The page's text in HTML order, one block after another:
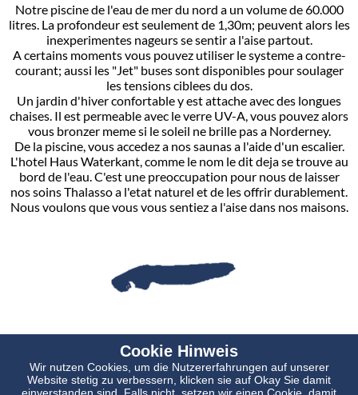
Notre piscine de l'eau de mer du nord a un volume de 60.000
litres. La profondeur est seulement de 1,30m; peuvent alors les
inexperimentes nageurs se sentir a l'aise partout.
A certains moments vous pouvez utiliser le systeme a contre-
courant; aussi les "Jet" buses sont disponibles pour soulager
les tensions ciblees du dos.
Un jardin d'hiver confortable y est attache avec des longues
chaises. Il est permeable avec le verre UV-A, vous pouvez alors
vous bronzer meme si le soleil ne brille pas a Norderney.
De la piscine, vous accedez a nos saunas a l'aide d'un escalier.
L'hotel Haus Waterkant, comme le nom le dit deja se trouve au
bord de l'eau. C'est une preoccupation pour nous de laisser
nos soins Thalasso a l'etat naturel et de les offrir durablement.
Nous voulons que vous vous sentiez a l'aise dans nos maisons.
Cookie Hinweis
Wir nutzen Cookies, um die Nutzererfahrungen auf unserer
Website stetig zu verbessern, klicken sie auf Okay Sie damit